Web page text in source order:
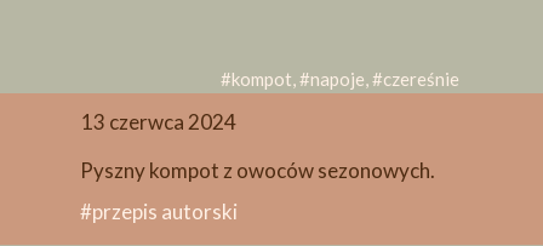
#kompot, #napoje, #czereśnie
13 czerwca 2024
Pyszny kompot z owoców sezonowych.
#przepis autorski